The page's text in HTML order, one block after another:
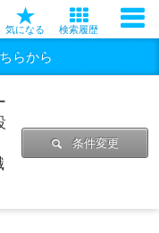
気になる 検索履歴
らから
条件変更